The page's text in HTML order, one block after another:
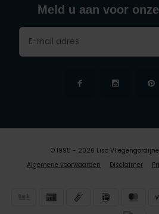
Meld u aan voor
Algemene voorwaarden Disclaimer
© 1995 - 2026 Liso